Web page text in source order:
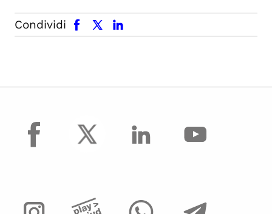
Condividi
facebook x.com linkedin
facebook